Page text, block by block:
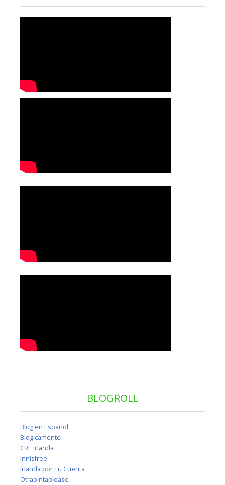
BLOGROLL
Blog en Español
Blogicamente
CRE Irlanda
Innisfree
Irlanda por Tu Cuenta
Otrapintaplease